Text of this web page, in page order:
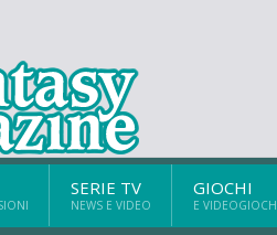
SERIE TV
NEWS E VIDEO
GIOCHI
E